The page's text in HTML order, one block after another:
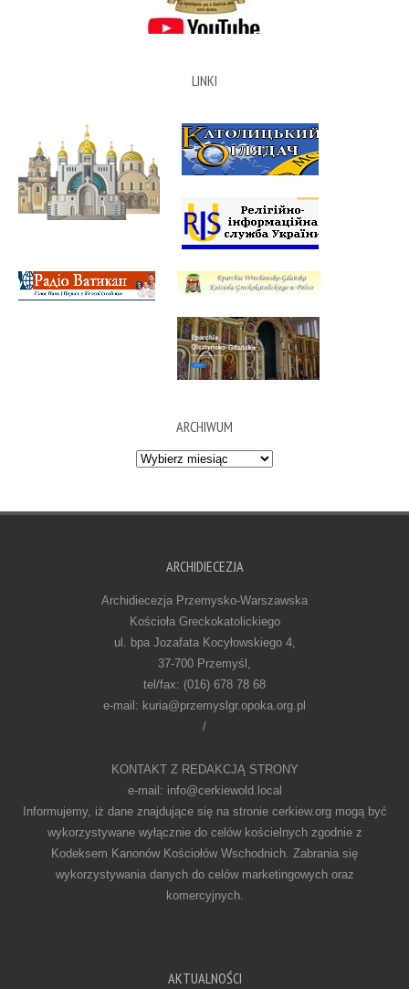
LINKI
ARCHIWUM
Archiwum
ARCHIDIECEZJA
Archidiecezja Przemysko-Warszawska
Kościoła Greckokatolickiego
ul. bpa Jozafata Kocyłowskiego 4,
37-700 Przemyśl,
tel/fax: (016) 678 78 68
e-mail: kuria@przemyslgr.opoka.org.pl
/
KONTAKT Z REDAKCJĄ STRONY
e-mail: info@cerkiewold.local
Informujemy, iż dane znajdujące się na stronie cerkiew.org mogą być
wykorzystywane wyłącznie do celów kościelnych zgodnie z
Kodeksem Kanonów Kościołów Wschodnich. Zabrania się
wykorzystywania danych do celów marketingowych oraz
komercyjnych.
AKTUALNOŚCI